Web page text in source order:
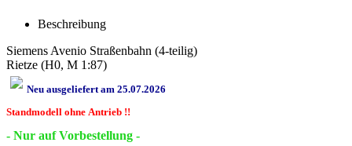
Beschreibung
Siemens Avenio Straßenbahn (4-teilig)
Rietze (H0, M 1:87)
Neu ausgeliefert am 25.07.2026
Standmodell ohne Antrieb !!
- Nur auf Vorbestellung -